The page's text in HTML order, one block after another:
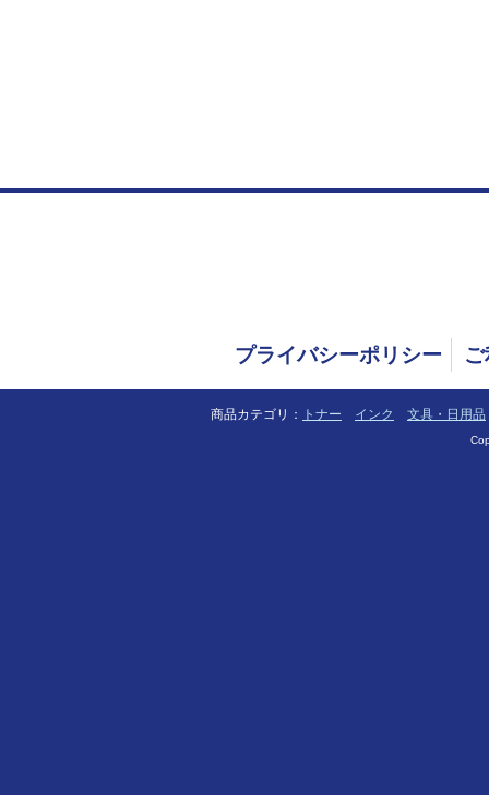
プライバシーポリシー
商品カテゴリ： トナー インク 文具・日用品